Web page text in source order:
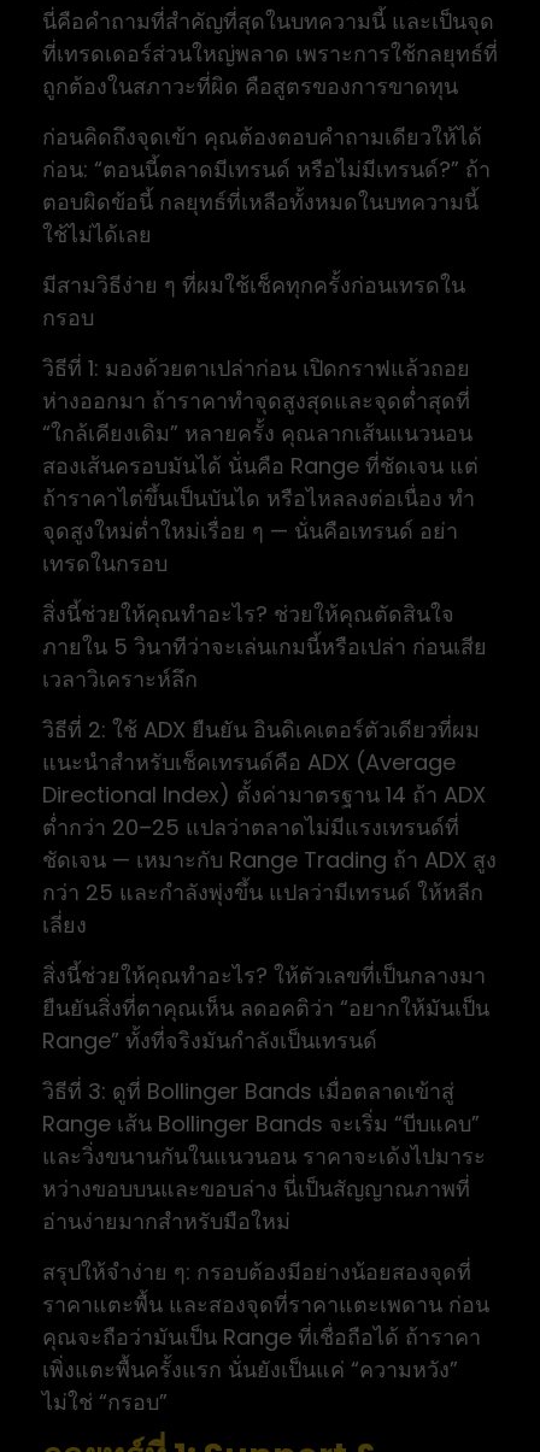
นี่คือคำถามที่สำคัญที่สุดในบทความนี้ และเป็นจุด
ที่เทรดเดอร์ส่วนใหญ่พลาด เพราะการใช้กลยุทธ์ที่
ถูกต้องในสภาวะที่ผิด คือสูตรของการขาดทุน
ก่อนคิดถึงจุดเข้า คุณต้องตอบคำถามเดียวให้ได้
ก่อน: “ตอนนี้ตลาดมีเทรนด์ หรือไม่มีเทรนด์?” ถ้า
ตอบผิดข้อนี้ กลยุทธ์ที่เหลือทั้งหมดในบทความนี้
ใช้ไม่ได้เลย
มีสามวิธีง่าย ๆ ที่ผมใช้เช็คทุกครั้งก่อนเทรดใน
กรอบ
วิธีที่ 1: มองด้วยตาเปล่าก่อน เปิดกราฟแล้วถอย
ห่างออกมา ถ้าราคาทำจุดสูงสุดและจุดต่ำสุดที่
“ใกล้เคียงเดิม” หลายครั้ง คุณลากเส้นแนวนอน
สองเส้นครอบมันได้ นั่นคือ Range ที่ชัดเจน แต่
ถ้าราคาไต่ขึ้นเป็นบันได หรือไหลลงต่อเนื่อง ทำ
จุดสูงใหม่ต่ำใหม่เรื่อย ๆ — นั่นคือเทรนด์ อย่า
เทรดในกรอบ
สิ่งนี้ช่วยให้คุณทำอะไร? ช่วยให้คุณตัดสินใจ
ภายใน 5 วินาทีว่าจะเล่นเกมนี้หรือเปล่า ก่อนเสีย
เวลาวิเคราะห์ลึก
วิธีที่ 2: ใช้ ADX ยืนยัน อินดิเคเตอร์ตัวเดียวที่ผม
แนะนำสำหรับเช็คเทรนด์คือ ADX (Average
Directional Index) ตั้งค่ามาตรฐาน 14 ถ้า ADX
ต่ำกว่า 20–25 แปลว่าตลาดไม่มีแรงเทรนด์ที่
ชัดเจน — เหมาะกับ Range Trading ถ้า ADX สูง
กว่า 25 และกำลังพุ่งขึ้น แปลว่ามีเทรนด์ ให้หลีก
เลี่ยง
สิ่งนี้ช่วยให้คุณทำอะไร? ให้ตัวเลขที่เป็นกลางมา
ยืนยันสิ่งที่ตาคุณเห็น ลดอคติว่า “อยากให้มันเป็น
Range” ทั้งที่จริงมันกำลังเป็นเทรนด์
วิธีที่ 3: ดูที่ Bollinger Bands เมื่อตลาดเข้าสู่
Range เส้น Bollinger Bands จะเริ่ม “บีบแคบ”
และวิ่งขนานกันในแนวนอน ราคาจะเด้งไปมาระ
หว่างขอบบนและขอบล่าง นี่เป็นสัญญาณภาพที่
อ่านง่ายมากสำหรับมือใหม่
สรุปให้จำง่าย ๆ: กรอบต้องมีอย่างน้อยสองจุดที่
ราคาแตะพื้น และสองจุดที่ราคาแตะเพดาน ก่อน
คุณจะถือว่ามันเป็น Range ที่เชื่อถือได้ ถ้าราคา
เพิ่งแตะพื้นครั้งแรก นั่นยังเป็นแค่ “ความหวัง”
ไม่ใช่ “กรอบ”